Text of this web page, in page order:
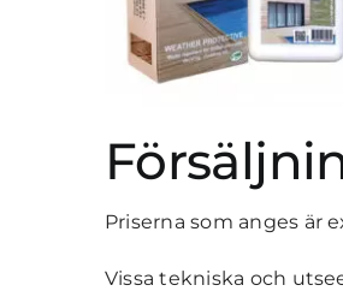
Priserna som anges är
Vissa tekniska och